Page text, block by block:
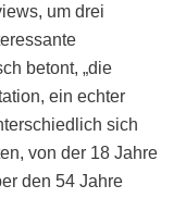
um drei
betont, „die
ein echter
sich
von der 18 Jahre
den 54 Jahre